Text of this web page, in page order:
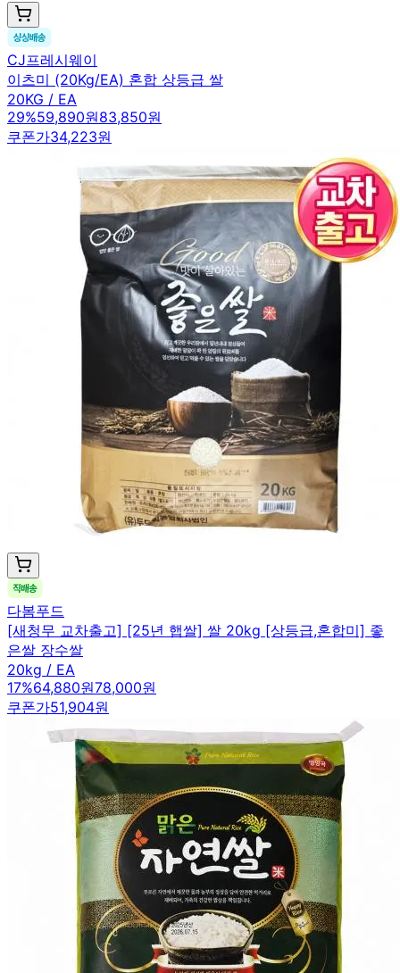
CJ프레시웨이
이츠미 (20Kg/EA) 혼합 상등급 쌀
20KG / EA
29%59,890원83,850원
쿠폰가34,223원
다봄푸드
[새청무 교차출고] [25년 햅쌀] 쌀 20kg [상등급,혼합미] 좋
은쌀 장수쌀
20kg / EA
17%64,880원78,000원
쿠폰가51,904원